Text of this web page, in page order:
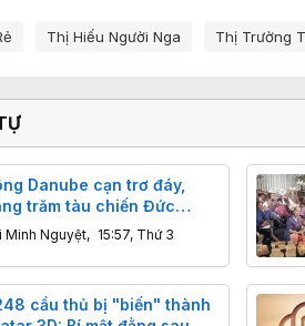
Thị Hiếu Người Nga Thị Trường
Danube cạn trơ đáy,
trăm tàu chiến Đức
xã bất ngờ lộ diện sau
Minh Nguyệt, 15:57, Thứ 3
cầu thủ bị "biến" thành